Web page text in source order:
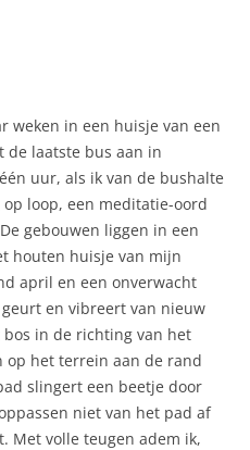
weken in een huisje van een
de laatste bus aan in
uur, als ik van de bushalte
loop, een meditatie-oord
gebouwen liggen in een
houten huisje van mijn
april en een onverwacht
en vibreert van nieuw
in de richting van het
op het terrein aan de rand
slingert een beetje door
niet van het pad af
Met volle teugen adem ik,